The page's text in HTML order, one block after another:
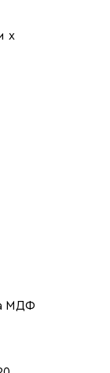
х
МДФ